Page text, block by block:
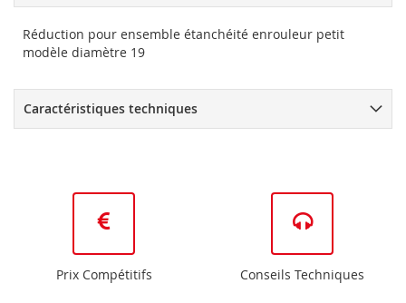
Réduction pour ensemble étanchéité enrouleur petit
modèle diamètre 19
Caractéristiques techniques
Prix Compétitifs Conseils Techniques